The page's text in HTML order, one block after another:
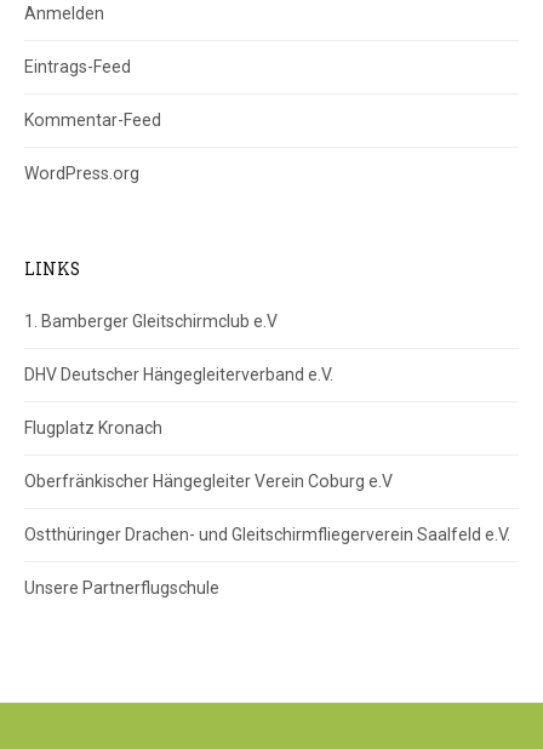
Anmelden
Eintrags-Feed
Kommentar-Feed
WordPress.org
LINKS
1. Bamberger Gleitschirmclub e.V
DHV Deutscher Hängegleiterverband e.V.
Flugplatz Kronach
Oberfränkischer Hängegleiter Verein Coburg e.V
Ostthüringer Drachen- und Gleitschirmfliegerverein Saalfeld e.V.
Unsere Partnerflugschule